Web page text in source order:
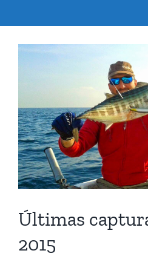
Ver
Últimas
2015